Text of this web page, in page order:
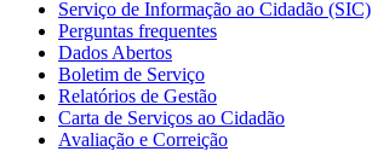
Serviço de Informação ao Cidadão (SIC)
Perguntas frequentes
Dados Abertos
Boletim de Serviço
Relatórios de Gestão
Carta de Serviços ao Cidadão
Avaliação e Correição